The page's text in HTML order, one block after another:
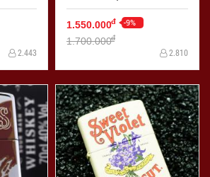
2.443
1.550.000đ -9%
1.700.000đ
2.810